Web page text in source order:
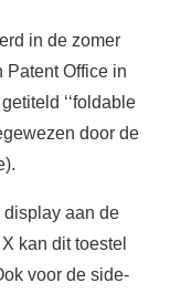
in de zomer
Patent Office in
‘‘foldable
door de
display aan de
kan dit toestel
voor de side-